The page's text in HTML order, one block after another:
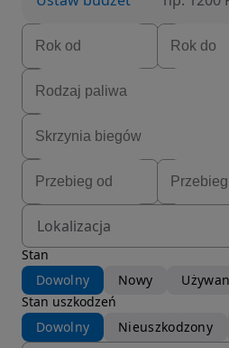
Lokalizacja
Stan
Dowolny
Nowy
Stan uszkodzeń
Dowolny
Nieuszkodzony